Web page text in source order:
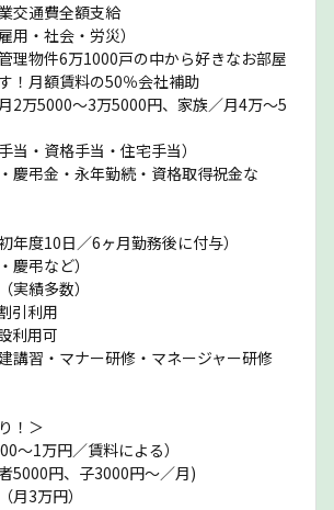
交通費全額支給
用・社会・労災）
理物件6万1000戸の中から好きなお部屋
！月額賃料の50％会社補助
月2万5000〜3万5000円、家族／月4万〜5
当・資格手当・住宅手当）
慶弔金・永年勤続・資格取得祝金な
年度10日／6ヶ月勤務後に付与）
慶弔など）
実績多数）
引利用
利用可
講習・マナー研修・マネージャー研修
！＞
〜1万円／賃料による）
5000円、子3000円〜／月)
月3万円）